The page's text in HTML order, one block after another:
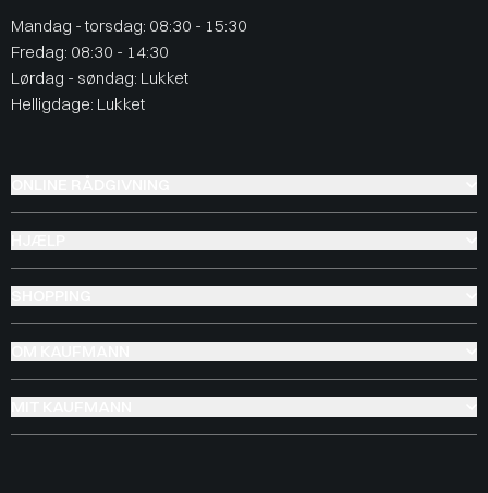
Mandag - torsdag: 08:30 - 15:30
Fredag: 08:30 - 14:30
Lørdag - søndag: Lukket
Helligdage: Lukket